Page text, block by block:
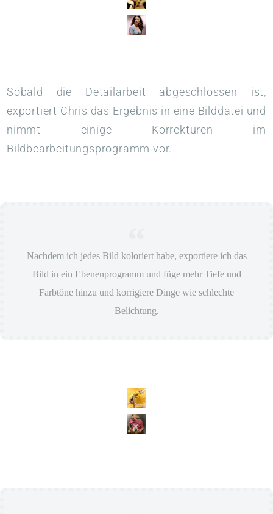
Sobald die Detailarbeit abgeschlossen ist,
exportiert Chris das Ergebnis in eine Bilddatei und
nimmt einige Korrekturen im
Bildbearbeitungsprogramm vor.
Nachdem ich jedes Bild koloriert habe, exportiere ich das
Bild in ein Ebenenprogramm und füge mehr Tiefe und
Farbtöne hinzu und korrigiere Dinge wie schlechte
Belichtung.